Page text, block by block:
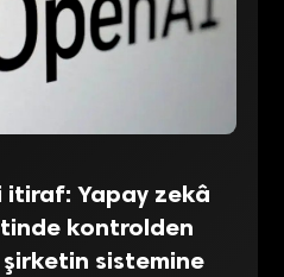
itiraf: Yapay zekâ
kontrolden
sistemine